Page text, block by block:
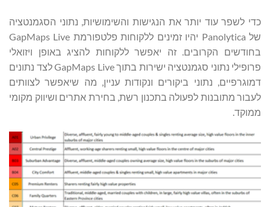
כדי לשפר עוד יותר את הנגישות והשימושיות, נתוני הסגמנטציה
של Panolytica יהיו זמינים ללקוחות פלטפורמת GapMaps Live
בחודשים הקרובים. זה יאפשר ללקוחות להציג באופן ויזואלי
פרופילי נתוני סגמנטציה ישירות בתוך GapMaps Live לצד נתונים
דמוגרפיים, נתוני ביקורים ונקודות עניין, מה שיאפשר לצוותים
לעבור מתובנות לפעולה בתכנון רשת, בחירת אתרים ושיווק מקומי
ממוקד.